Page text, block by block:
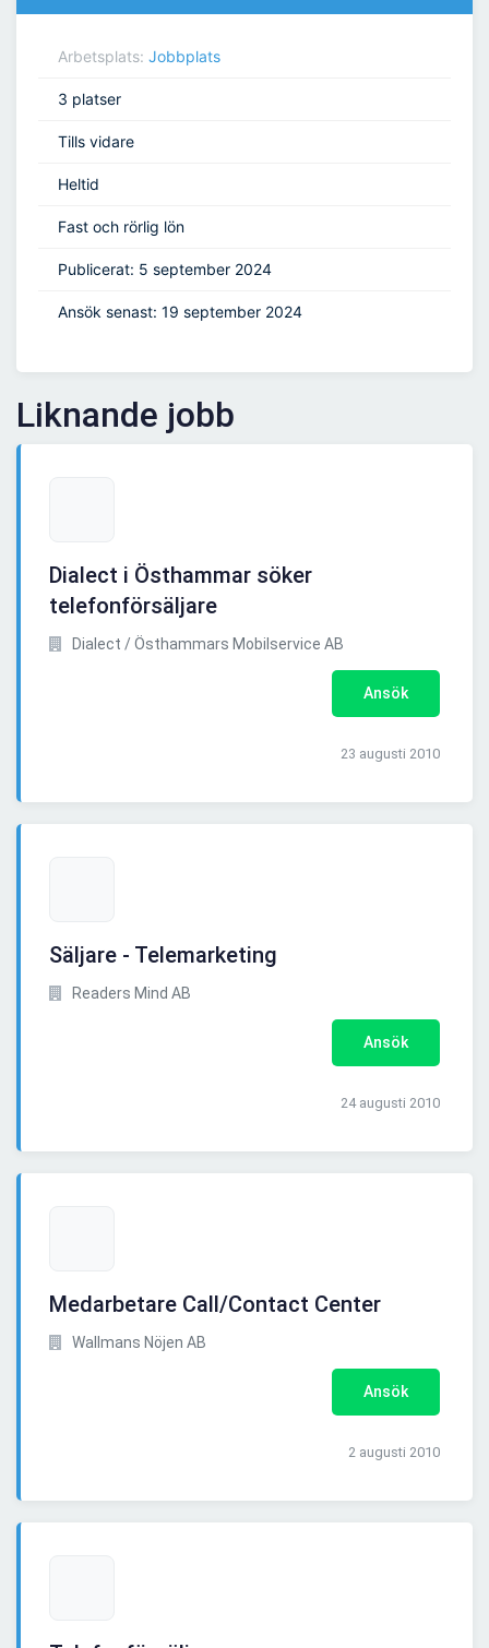
Arbetsplats: Jobbplats
3 platser
Tills vidare
Heltid
Fast och rörlig lön
Publicerat: 5 september 2024
Ansök senast: 19 september 2024
Liknande jobb
Dialect i Östhammar söker
telefonförsäljare
Dialect / Östhammars Mobilservice AB
Ansök
23 augusti 2010
Säljare - Telemarketing
Readers Mind AB
Ansök
24 augusti 2010
Medarbetare Call/Contact Center
Wallmans Nöjen AB
Ansök
2 augusti 2010